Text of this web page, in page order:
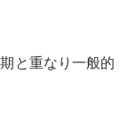
と重なり一般的